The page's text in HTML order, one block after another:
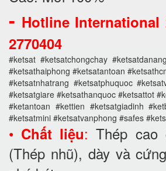
- Hotline International
2770404
#ketsat #ketsatchongchay
#ketsathaiphong #ketsatantoan
#ketsatnhatrang #ketsatphuquoc
#ketsatgiare #ketsathanquoc #ketsattot
#ketantoan #kettien #ketsatgiadinh
#ketsatmini #ketsatvanphong #safes
• Chất liệu: Thép cao
(Thép nhũ), dày và